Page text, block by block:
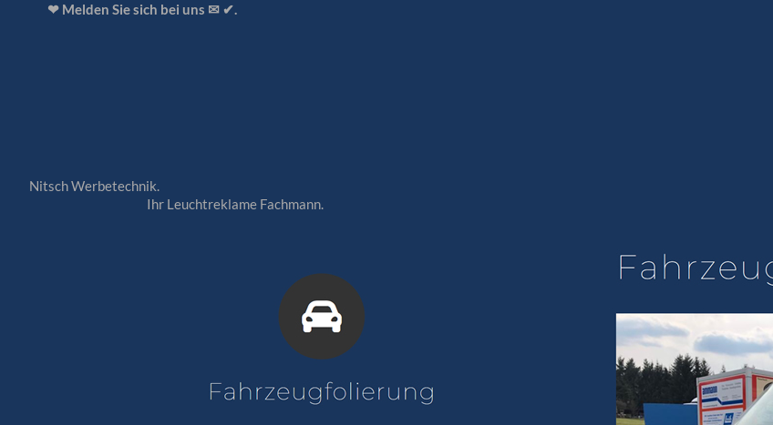
❤ Melden Sie sich bei uns ✉ ✔.
Nitsch Werbetechnik.
Ihr Leuchtreklame Fachmann.